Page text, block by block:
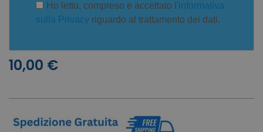
Ho letto, compreso e accettato l'informativa
sulla Privacy riguardo al trattamento dei dati.
10,00 €